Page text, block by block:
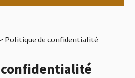
> Politique de confidentialité